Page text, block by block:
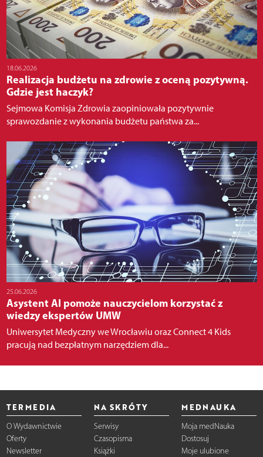
18.06.2026
Realizacja budżetu na zdrowie z oceną pozytywną.
Gdzie jest haczyk?
Sejmowa Komisja Zdrowia zaopiniowała pozytywnie
sprawozdanie z wykonania budżetu państwa za...
25.06.2026
Asystent AI pomoże nauczycielom korzystać z
wiedzy ekspertów UMW
Uniwersytet Medyczny we Wrocławiu oraz Connect 4 Kids
pracują nad bezpłatnym narzędziem dla...
TERMEDIA
O Wydawnictwie
Oferty
Newsletter
NA SKRÓTY
Serwisy
Czasopisma
Książki
MEDNAUKA
Moja medNauka
Dostosuj
Moje ulubione